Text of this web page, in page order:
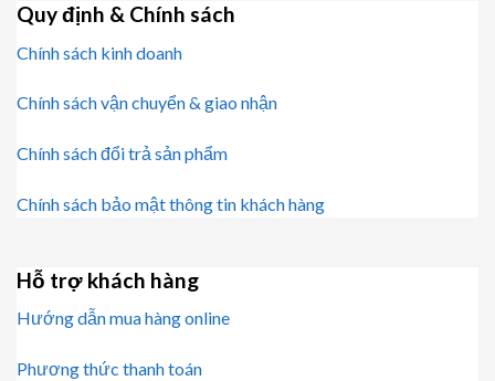
Quy định & Chính sách
Chính sách kinh doanh
Chính sách vận chuyển & giao nhận
Chính sách đổi trả sản phẩm
Chính sách bảo mật thông tin khách hàng
Hỗ trợ khách hàng
Hướng dẫn mua hàng online
Phương thức thanh toán